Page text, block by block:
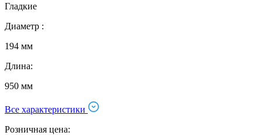
Гладкие
Диаметр :
194 мм
Длина:
950 мм
Все характеристики
Розничная цена: